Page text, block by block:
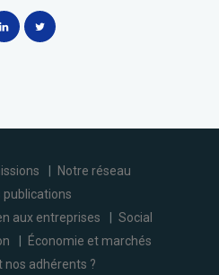
Notre réseau
publications
aux entreprises
Social
Économie et marchés
nos adhérents ?